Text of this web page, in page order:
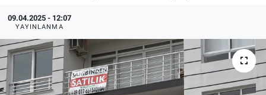
09.04.2025 - 12:07
YAYINLANMA
Kütahya
Gezi